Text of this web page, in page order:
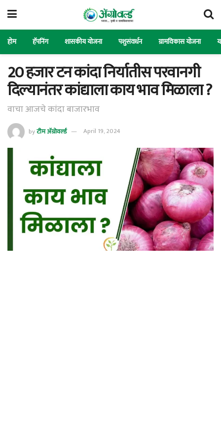
होम हॅपनिंग शासकीय योजना पशुसंवर्धन ग्रामविकास योजना
20 हजार टन कांदा निर्यातीस परवानगी
दिल्यानंतर कांद्याला काय भाव मिळाला ?
वाचा आजचे कांदा बाजारभाव
byटीम ॲग्रोवर्ल्ड April 19, 2024